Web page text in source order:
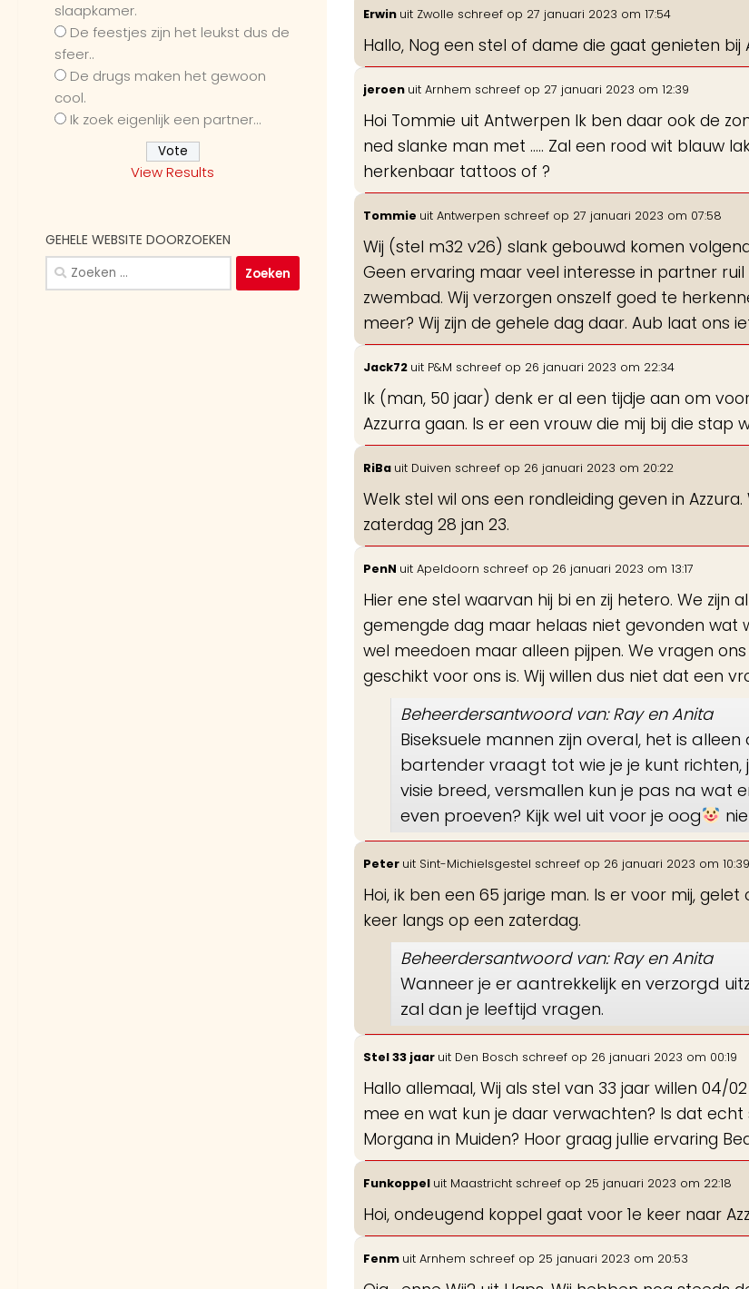
Erwin uit Zwolle schreef op 27 januari 2023 om 17:54
Hallo, Nog een stel of dame die gaat genieten
jeroen uit Arnhem schreef op 27 januari 2023 om 12:39
Hoi Tommie uit Antwerpen Ik ben daar ook de
ned slanke man met ..... Zal een rood wit blauw
herkenbaar tattoos of ?
Tommie uit Antwerpen schreef op 27 januari 2023 om 07:58
Wij (stel m32 v26) slank gebouwd komen
Geen ervaring maar veel interesse in partner
zwembad. Wij verzorgen onszelf goed te
meer? Wij zijn de gehele dag daar. Aub laat ons
Jack72 uit P&M schreef op 26 januari 2023 om 22:34
Ik (man, 50 jaar) denk er al een tijdje aan om
Azzurra gaan. Is er een vrouw die mij bij die stap
RiBa uit Duiven schreef op 26 januari 2023 om 20:22
Welk stel wil ons een rondleiding geven in
zaterdag 28 jan 23.
PenN uit Apeldoorn schreef op 26 januari 2023 om 13:17
Hier ene stel waarvan hij bi en zij hetero. We
gemengde dag maar helaas niet gevonden wat
wel meedoen maar alleen pijpen. We vragen
geschikt voor ons is. Wij willen dus niet dat een
Beheerdersantwoord van: Ray en Anita
Biseksuele mannen zijn overal, het is
bartender vraagt tot wie je je kunt richten,
visie breed, versmallen kun je pas na wat
even proeven? Kijk wel uit voor je oog
Peter uit Sint-Michielsgestel schreef op 26 januari 2023 om 10:39
Hoi, ik ben een 65 jarige man. Is er voor mij,
keer langs op een zaterdag.
Beheerdersantwoord van: Ray en Anita
Wanneer je er aantrekkelijk en verzorgd
zal dan je leeftijd vragen.
Stel 33 jaar uit Den Bosch schreef op 26 januari 2023 om 00:19
Hallo allemaal, Wij als stel van 33 jaar willen 04/
mee en wat kun je daar verwachten? Is dat
Morgana in Muiden? Hoor graag jullie ervaring
Funkoppel uit Maastricht schreef op 25 januari 2023 om 22:18
Hoi, ondeugend koppel gaat voor 1e keer naar
Fenm uit Arnhem schreef op 25 januari 2023 om 20:53
slaapkamer.
De feestjes zijn het leukst dus de
sfeer..
De drugs maken het gewoon
cool.
Ik zoek eigenlijk een partner...
View Results
GEHELE WEBSITE DOORZOEKEN
Zoeken
naar: